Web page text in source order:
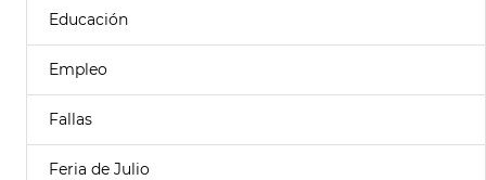
Educación
Empleo
Fallas
Feria de Julio